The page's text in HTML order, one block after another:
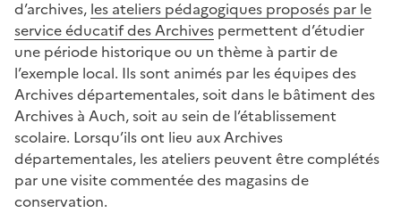
d’archives, les ateliers pédagogiques proposés par le
service éducatif des Archives permettent d’étudier
une période historique ou un thème à partir de
l’exemple local. Ils sont animés par les équipes des
Archives départementales, soit dans le bâtiment des
Archives à Auch, soit au sein de l’établissement
scolaire. Lorsqu’ils ont lieu aux Archives
départementales, les ateliers peuvent être complétés
par une visite commentée des magasins de
conservation.